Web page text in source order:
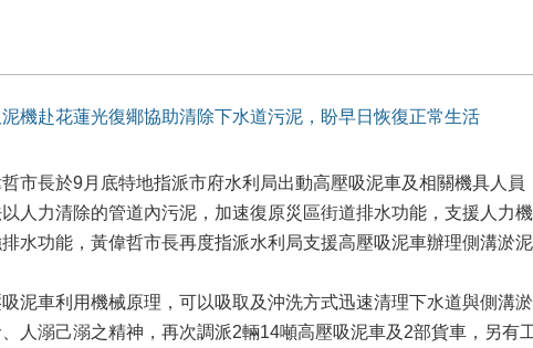
機赴花蓮光復鄊協助清除下水道污泥，盼早日恢復正常生活
市長於9月底特地指派市府水利局出動高壓吸泥車及相關機具人
人力清除的管道內污泥，加速復原災區街道排水功能，支援人力
水功能，黃偉哲市長再度指派水利局支援高壓吸泥車辦理側溝淤
泥車利用機械原理，可以吸取及沖洗方式迅速清理下水道與側溝
人溺己溺之精神，再次調派2輛14噸高壓吸泥車及2部貨車，另有